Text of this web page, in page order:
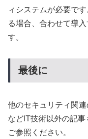
ィシステムが必要で
る場合、合わせて導
す。
最後に
他のセキュリティ関
などIT技術以外の記
ご参照ください。